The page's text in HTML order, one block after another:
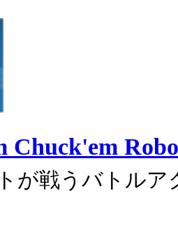
Chuck'em
が戦うバトルア